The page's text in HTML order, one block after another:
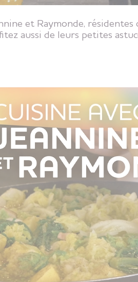
et Raymonde, résidentes
aussi de leurs petites